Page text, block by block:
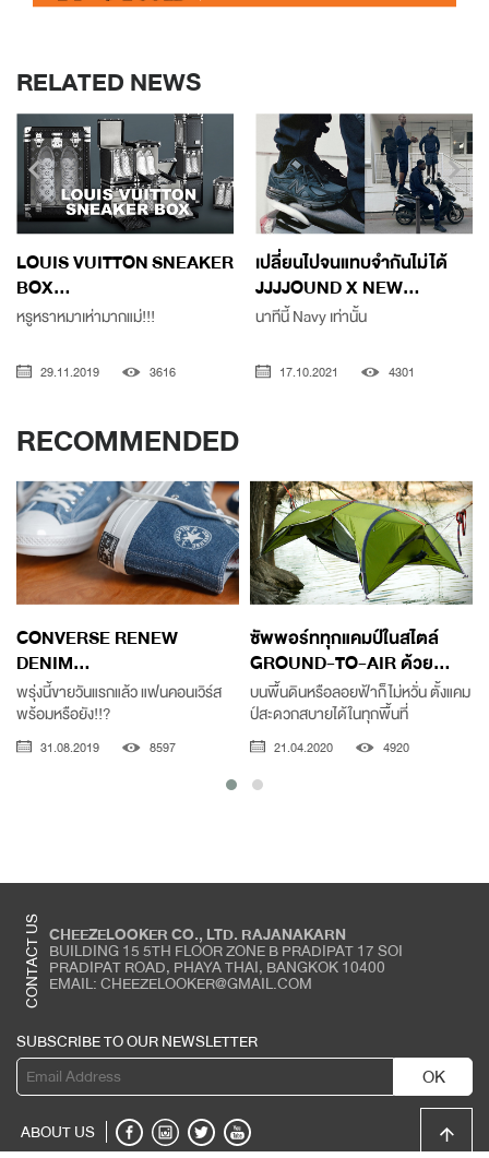
RELATED NEWS
LOUIS VUITTON SNEAKER
BOX...
หรูหราหมาเห่ามากแม่!!!
29.11.2019 3616
เปลี่ยนไปจนแทบจำกันไม่ได้
JJJJOUND X NEW...
นาทีนี้ Navy เท่านั้น
17.10.2021 4301
RECOMMENDED
CONVERSE RENEW
DENIM...
พรุ่งนี้ขายวันแรกแล้ว แฟนคอนเวิร์ส
พร้อมหรือยัง!!?
31.08.2019 8597
ซัพพอร์ททุกแคมป์ในสไตล์
GROUND-TO-AIR ด้วย...
บนพื้นดินหรือลอยฟ้าก็ไม่หวั่น ตั้งแคม
ป์สะดวกสบายได้ในทุกพื้นที่
21.04.2020 4920
CONTACT US CHEEZELOOKER CO., LTD. RAJANAKARN
BUILDING 15 5TH FLOOR ZONE B PRADIPAT 17 SOI
PRADIPAT ROAD, PHAYA THAI, BANGKOK 10400
EMAIL: CHEEZELOOKER@GMAIL.COM
SUBSCRIBE TO OUR NEWSLETTER
OK
ABOUT US